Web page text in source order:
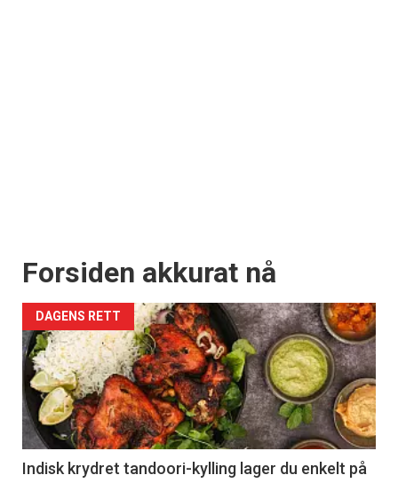
Forsiden akkurat nå
DAGENS RETT
Indisk krydret tandoori-kylling lager du enkelt på